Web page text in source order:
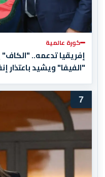
كورة عالمية
إفريقيا تدعمه.. "الكاف"
"الفيفا" ويشيد باعتذار
7